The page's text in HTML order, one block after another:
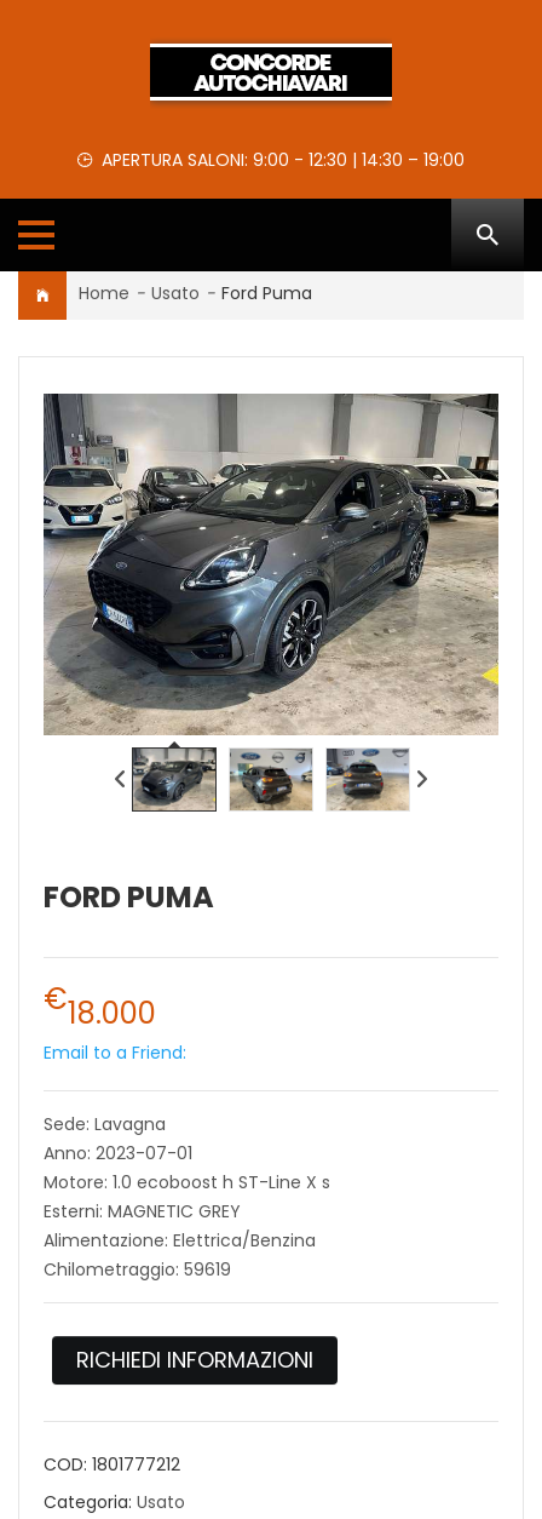
APERTURA SALONI: 9:00 - 12:30 | 14:30 – 19:00
Home - Usato - Ford Puma
FORD PUMA
€18.000
Email to a Friend:
Sede: Lavagna
Anno: 2023-07-01
Motore: 1.0 ecoboost h ST-Line X s
Esterni: MAGNETIC GREY
Alimentazione: Elettrica/Benzina
Chilometraggio: 59619
RICHIEDI INFORMAZIONI
COD: 1801777212
Categoria: Usato